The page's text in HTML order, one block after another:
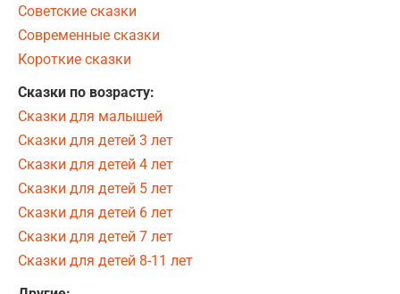
Советские сказки
Современные сказки
Короткие сказки
Сказки по возрасту:
Сказки для малышей
Сказки для детей 3 лет
Сказки для детей 4 лет
Сказки для детей 5 лет
Сказки для детей 6 лет
Сказки для детей 7 лет
Сказки для детей 8-11 лет